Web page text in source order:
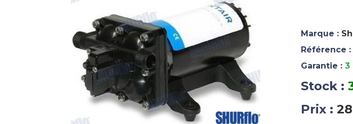
Marque :
Référence :
Garantie : 3
Stock :
Prix :